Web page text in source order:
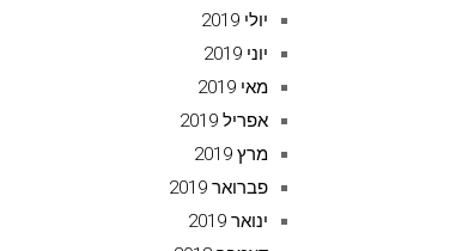
יולי 2019
יוני 2019
מאי 2019
אפריל 2019
מרץ 2019
פברואר 2019
ינואר 2019